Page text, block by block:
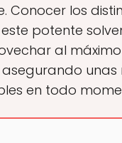
Conocer los
potente
al máximo
unas
en todo